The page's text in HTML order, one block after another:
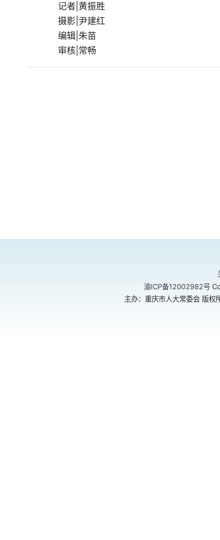
记者|黄振胜
摄影|尹建红
编辑|朱苗
审核|常畅
渝ICP备12002982号
主办：重庆市人大常委会 版